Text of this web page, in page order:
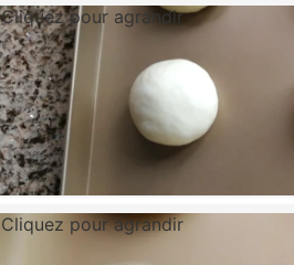
Cliquez pour agrandir
Cliquez pour agrandir